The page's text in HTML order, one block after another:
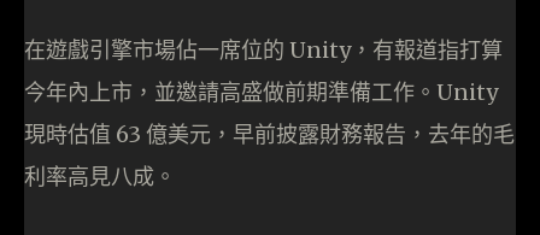
在遊戲引擎市場佔一席位的 Unity，有報道指打算
今年內上市，並邀請高盛做前期準備工作。Unity
現時估值 63 億美元，早前披露財務報告，去年的毛
利率高見八成。